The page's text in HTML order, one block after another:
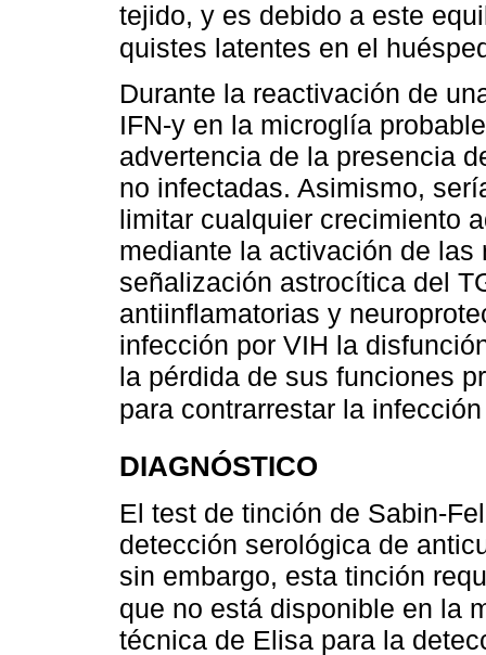
tejido, y es debido a este
quistes latentes en el
Durante la reactivación de
IFN-y en la microglía
advertencia de la presencia
no infectadas. Asimismo,
limitar cualquier crecimiento
mediante la activación de
señalización astrocítica del
antiinflamatorias y
infección por VIH la
la pérdida de sus funciones
para contrarrestar la
DIAGNÓSTICO
El test de tinción de Sabin-
detección serológica de
sin embargo, esta tinción
que no está disponible en la
técnica de Elisa para la